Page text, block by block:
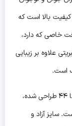
بالا است که
خاصی که دارد،
علاوه بر زیبایی
است.
این کراپ به صورت فری‌سایز مناسب سایزهای ۴۰ تا ۴۴ طراحی شده،
سایز آزاد و